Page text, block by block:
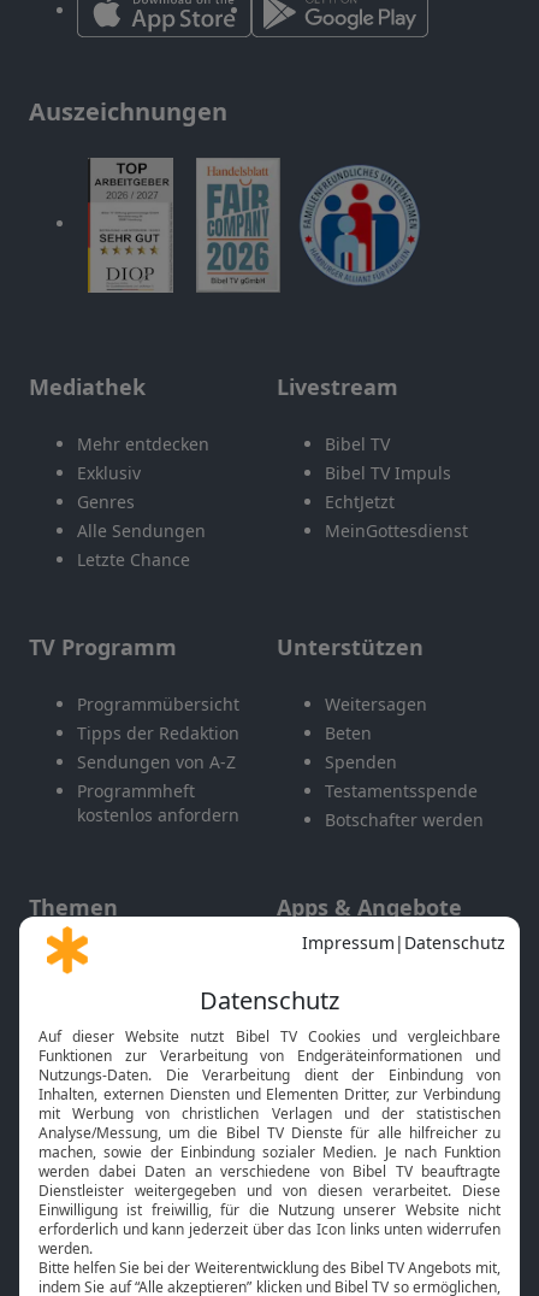
Auszeichnungen
Mediathek
Mehr entdecken
Exklusiv
Genres
Alle Sendungen
Letzte Chance
Livestream
Bibel TV
Bibel TV Impuls
EchtJetzt
MeinGottesdienst
TV Programm
Programmübersicht
Tipps der Redaktion
Sendungen von A-Z
Programmheft
kostenlos anfordern
Unterstützen
Weitersagen
Beten
Spenden
Testamentsspende
Botschafter werden
Themen
Gott und Bibel erklärt
Neuigkeiten
Apps & Angebote
Mobile App
Smart TV
HbbTV
Bibelthek Online-Bibel
Nächster Gottesdienst
Bibel TV
Über uns
Service
Kontakt